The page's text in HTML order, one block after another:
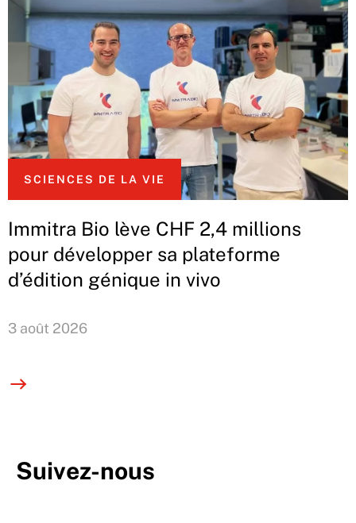
SCIENCES DE LA VIE
Immitra Bio lève CHF 2,4 millions
pour développer sa plateforme
d’édition génique in vivo
3 août 2026
Suivez-nous